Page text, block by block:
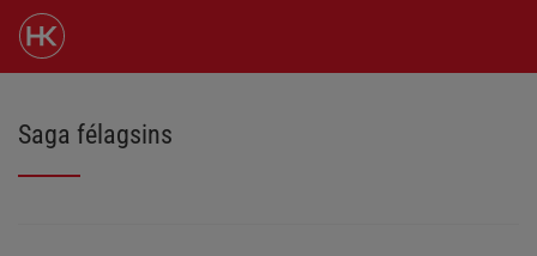
Saga félagsins